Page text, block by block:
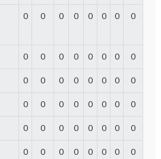
0 0 0 0 0 0 0 0
0 0 0 0 0 0 0 0
0 0 0 0 0 0 0 0
0 0 0 0 0 0 0 0
0 0 0 0 0 0 0 0
0 0 0 0 0 0 0 0